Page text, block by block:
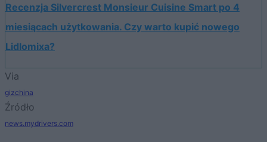
Recenzja Silvercrest Monsieur Cuisine Smart po 4
miesiącach użytkowania. Czy warto kupić nowego
Lidlomixa?
Via
gizchina
Źródło
news.mydrivers.com